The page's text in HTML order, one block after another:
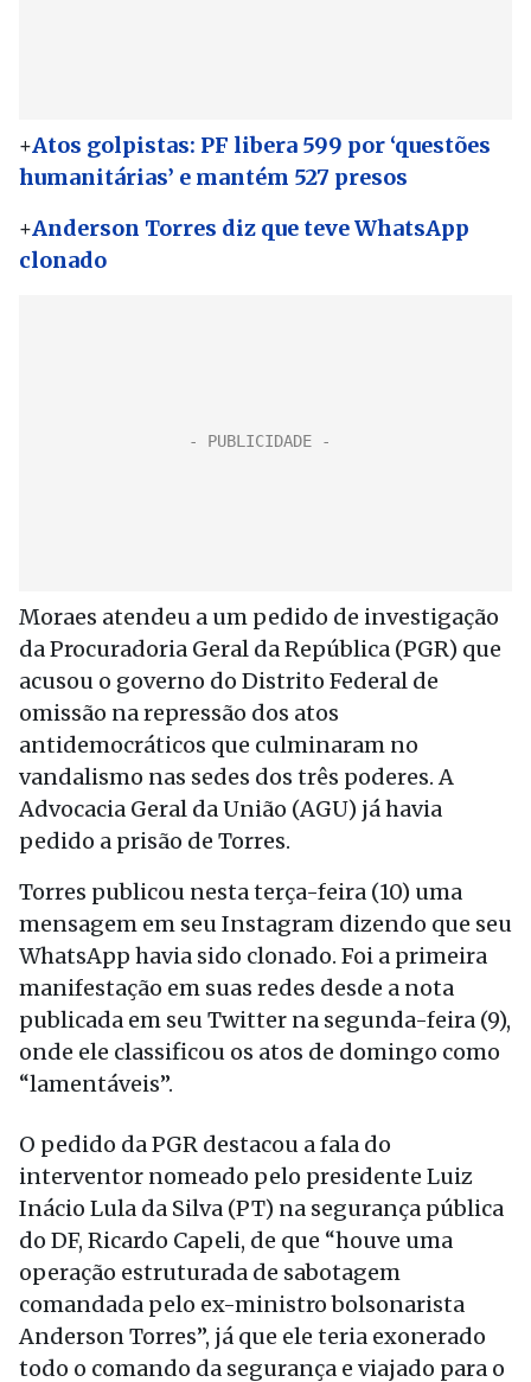
+Atos golpistas: PF libera 599 por ‘questões
humanitárias’ e mantém 527 presos
+Anderson Torres diz que teve WhatsApp
clonado
Moraes atendeu a um pedido de investigação
da Procuradoria Geral da República (PGR) que
acusou o governo do Distrito Federal de
omissão na repressão dos atos
antidemocráticos que culminaram no
vandalismo nas sedes dos três poderes. A
Advocacia Geral da União (AGU) já havia
pedido a prisão de Torres.
Torres publicou nesta terça-feira (10) uma
mensagem em seu Instagram dizendo que seu
WhatsApp havia sido clonado. Foi a primeira
manifestação em suas redes desde a nota
publicada em seu Twitter na segunda-feira (9),
onde ele classificou os atos de domingo como
“lamentáveis”.
O pedido da PGR destacou a fala do
interventor nomeado pelo presidente Luiz
Inácio Lula da Silva (PT) na segurança pública
do DF, Ricardo Capeli, de que “houve uma
operação estruturada de sabotagem
comandada pelo ex-ministro bolsonarista
Anderson Torres”, já que ele teria exonerado
todo o comando da segurança e viajado para o